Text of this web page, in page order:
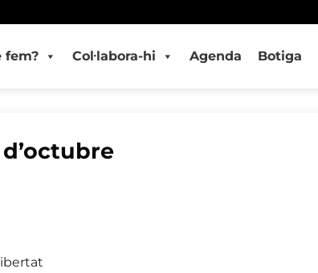
fem? Col·labora-hi Agenda Botiga
d’octubre